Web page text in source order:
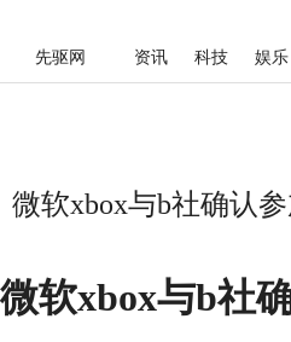
先驱网 资讯 科技 娱乐
微软xbox与b社确认
微软xbox与b社